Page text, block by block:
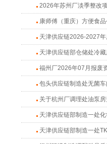
2026年苏州厂淡季整改
康师傅（重庆）方便食
天津供应链2026-2027
天津供应链部仓储处冷
福州厂2026年07月报废
包头供应链制造处无菌
关于杭州厂调理处油泵
天津供应链部制造一处
天津供应链部制造一处